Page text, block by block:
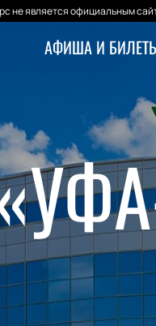
не является официальным
АФИША И